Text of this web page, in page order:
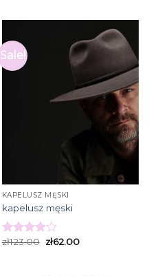
Sale!
KAPELUSZ MĘSKI
kapelusz męski
Rated
zł123.00 zł62.00